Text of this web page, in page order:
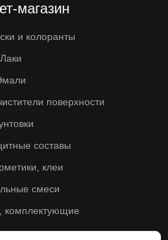
магазин
и колоранты
Лаки
поверхности
составы
клеи
смеси
комплектующие
товары